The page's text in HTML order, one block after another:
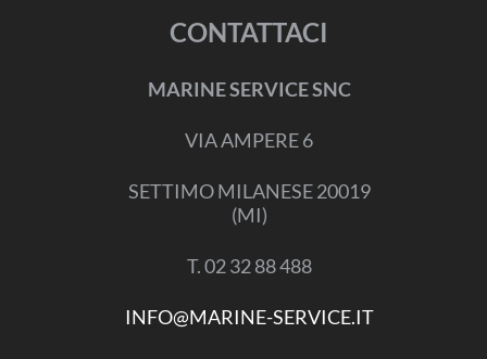
CONTATTACI
MARINE SERVICE SNC
VIA AMPERE 6
SETTIMO MILANESE 20019
(MI)
T. 02 32 88 488
INFO@MARINE-SERVICE.IT